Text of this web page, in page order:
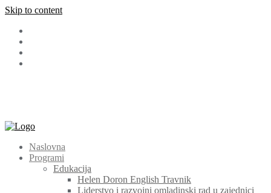
Skip to content
Naslovna
Programi
Edukacija
Helen Doron English Travnik
Liderstvo i razvojni omladinski rad u zajednici